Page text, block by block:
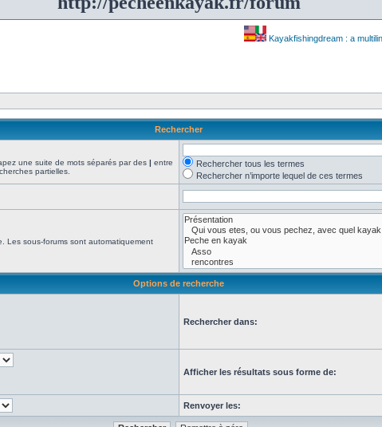
Kayakfishingdream : a
Rechercher
une suite de mots séparés par des | entre
partielles.
Rechercher tous les termes
Rechercher n’importe lequel de ces termes
Les sous-forums sont automatiquement
Options de recherche
Rechercher dans:
Afficher les résultats sous forme de:
Renvoyer les: